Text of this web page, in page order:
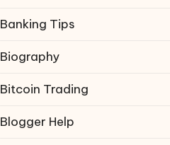
Banking Tips
Biography
Bitcoin Trading
Blogger Help